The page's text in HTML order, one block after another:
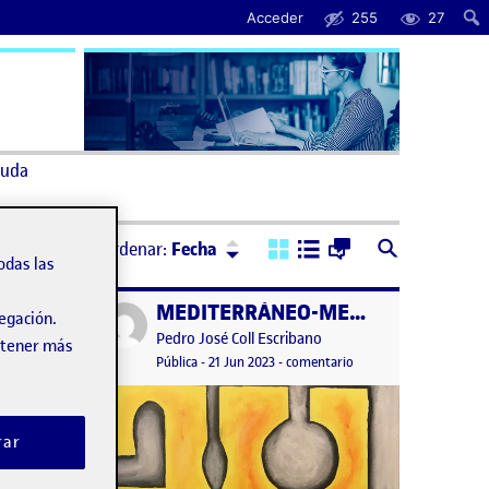
Acceder 255 27
Ordenar: Fecha Ordenar:Descendente
Memoria final del proyecto
en Memoria final del proyecto
Publicado por MEDITERRÁNEO-MEMORIA FINAL
Publicado por
Pedro José Coll Escribano
Visibilidad:
Pública-Fecha de publicación
21 Jun 2023-comentario
las
más